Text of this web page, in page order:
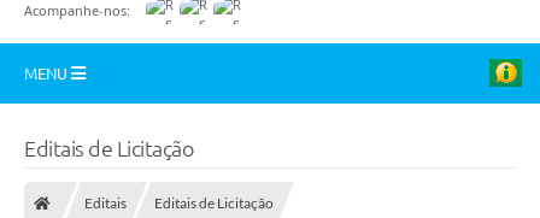
Acompanhe-nos:
MENU
PDTI
Editais de Licitação
Editais Editais de Licitação